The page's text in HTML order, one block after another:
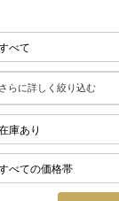
さらに詳しく絞り込む